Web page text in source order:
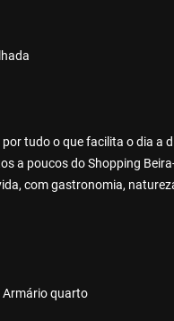
tudo o que facilita o dia a
a poucos do Shopping
com gastronomia,
Armário quarto